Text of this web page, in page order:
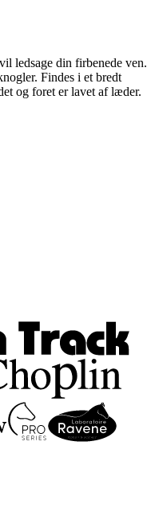
ledsage din firbenede ven.
Findes i et bredt
og foret er lavet af læder.